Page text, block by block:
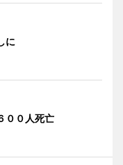
に
００人死亡